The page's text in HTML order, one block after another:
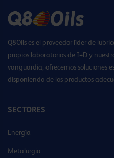
Q8Oils es el proveedor líder de
propios laboratorios de I+D y
vanguardia, ofrecemos soluciones
disponiendo de los productos
SECTORES
Energía
Metalurgia